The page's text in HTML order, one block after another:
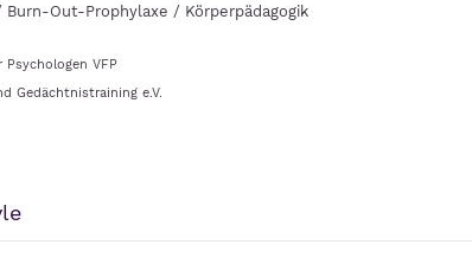
Out-Prophylaxe / Körperpädagogik
Psychologen VFP
Gedächtnistraining e.V.